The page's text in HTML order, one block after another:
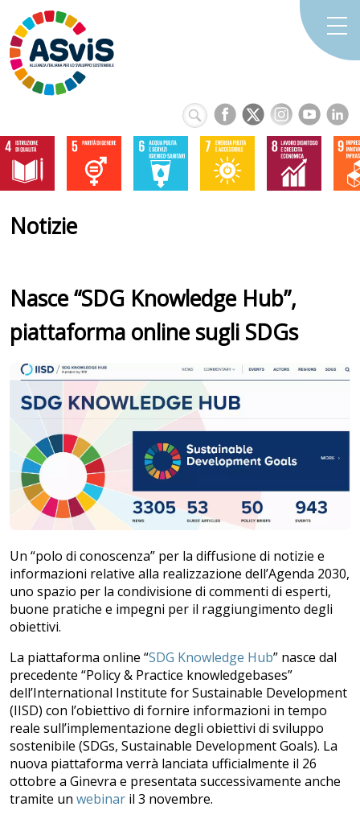
Notizie
Nasce “SDG Knowledge Hub”,
piattaforma online sugli SDGs
Un “polo di conoscenza” per la diffusione di notizie e
informazioni relative alla realizzazione dell’Agenda 2030,
uno spazio per la condivisione di commenti di esperti,
buone pratiche e impegni per il raggiungimento degli
obiettivi.
La piattaforma online “SDG Knowledge Hub” nasce dal
precedente “Policy & Practice knowledgebases”
dell’International Institute for Sustainable Development
(IISD) con l’obiettivo di fornire informazioni in tempo
reale sull’implementazione degli obiettivi di sviluppo
sostenibile (SDGs, Sustainable Development Goals). La
nuova piattaforma verrà lanciata ufficialmente il 26
ottobre a Ginevra e presentata successivamente anche
tramite un webinar il 3 novembre.